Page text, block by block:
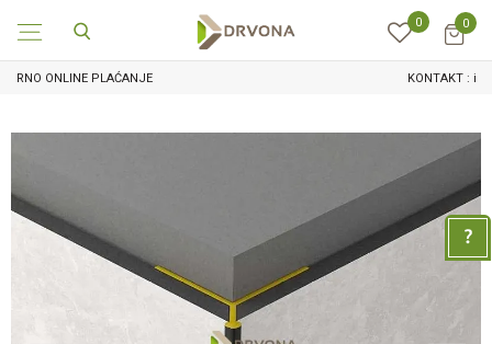
0 0
KONTAKT : info@drvona.hr i 047/ 646 - 044